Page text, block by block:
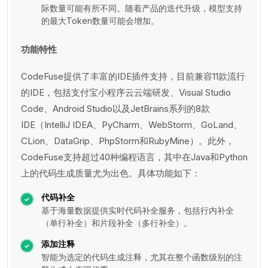
际数量可能有所不同。随着产品的迭代升级，模型支持
的最大Token数量可能会增加。
功能特性
CodeFuse提供了丰富的IDE插件支持，目前兼容11款流行
的IDE，包括支付宝小程序云云端研发、Visual Studio
Code、Android Studio以及JetBrains系列的8款
IDE（IntelliJ IDEA、PyCharm、WebStorm、GoLand、
CLion、DataGrip、PhpStorm和RubyMine）。此外，
CodeFuse支持超过40种编程语言，其中在Java和Python
上的代码生成质量尤为出色。具体功能如下：
代码补全
基于海量数据提供实时代码补全服务，包括行内补全
（单行补全）和片段补全（多行补全）。
添加注释
智能为选定的代码生成注释，尤其在整个函数级别的注